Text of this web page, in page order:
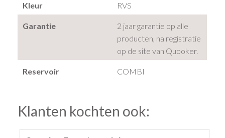
Kleur RVS
Garantie
2 jaar garantie op alle
producten, na registratie
op de site van Quooker.
Reservoir COMBI
Klanten kochten ook: